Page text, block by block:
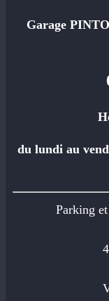
Garage PINTO
du lundi au
Parking et